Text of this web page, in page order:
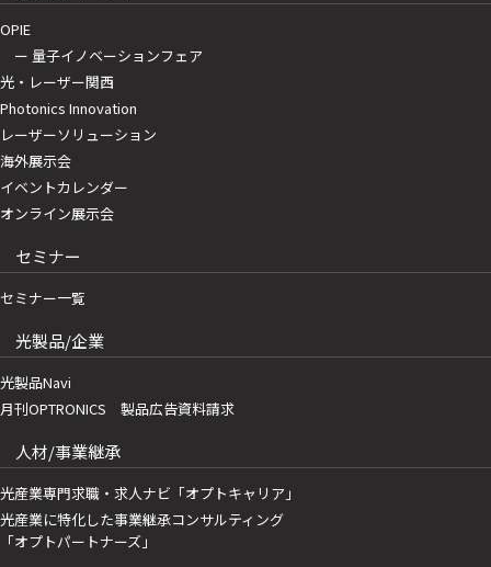
OPIE
ー 量子イノベーションフェア
光・レーザー関西
Photonics Innovation
レーザーソリューション
海外展示会
イベントカレンダー
オンライン展示会
セミナー
セミナー一覧
光製品/企業
光製品Navi
月刊OPTRONICS 製品広告資料請求
人材/事業継承
光産業専門求職・求人ナビ「オプトキャリア」
光産業に特化した事業継承コンサルティング
「オプトパートナーズ」